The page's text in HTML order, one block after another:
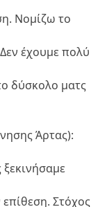
Νομίζω το
έχουμε πολύ
δύσκολο ματς
Άρτας):
Στόχος